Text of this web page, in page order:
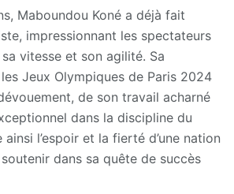
Maboundou Koné a déjà fait
impressionnant les spectateurs
vitesse et son agilité. Sa
Jeux Olympiques de Paris 2024
de son travail acharné
dans la discipline du
l’espoir et la fierté d’une nation
dans sa quête de succès